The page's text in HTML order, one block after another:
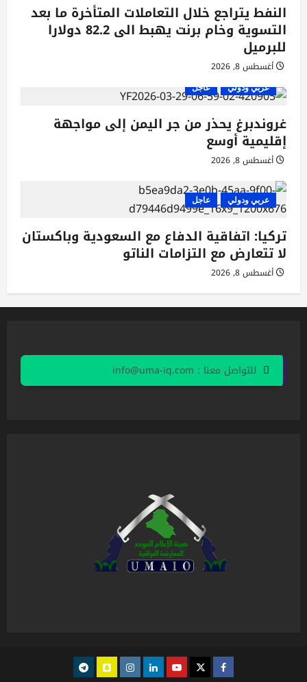
النفط يتراجع خلال التعاملات المتأخرة ما بعد
التسوية وخام برنت يهبط الى 82.2 دولارا
للبرميل
أغسطس 8, 2026
عربي ودولي عاجل
غروندبرغ يحذر من جر اليمن إلى مواجهة
إقليمية أوسع
أغسطس 8, 2026
عربي ودولي عاجل
تركيا: اتفاقية الدفاع مع السعودية وباكستان
لا تتعارض مع التزامات الناتو
أغسطس 8, 2026
للتواصل معنا : info@uma-iq.com
facebook
Twitter
youtube
Linkedin
instagram
snapchat
Telegram